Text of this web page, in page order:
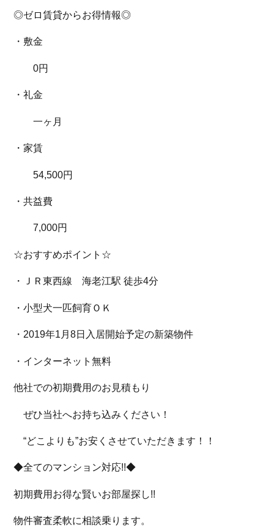
◎ゼロ賃貸からお得情報◎
・敷金
0円
・礼金
一ヶ月
・家賃
54,500円
・共益費
7,000円
☆おすすめポイント☆
・ＪＲ東西線 海老江駅 徒歩4分
・小型犬一匹飼育ＯＫ
・2019年1月8日入居開始予定の新築物件
・インターネット無料
他社での初期費用のお見積もり
ぜひ当社へお持ち込みください！
“どこよりも”お安くさせていただきます！！
◆全てのマンション対応!!◆
初期費用お得な賢いお部屋探し!!
物件審査柔軟に相談乗ります。